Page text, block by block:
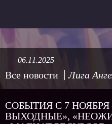
Все новости Лига
06.11.2025
СОБЫТИЯ С 7
ВЫХОДНЫЕ»,